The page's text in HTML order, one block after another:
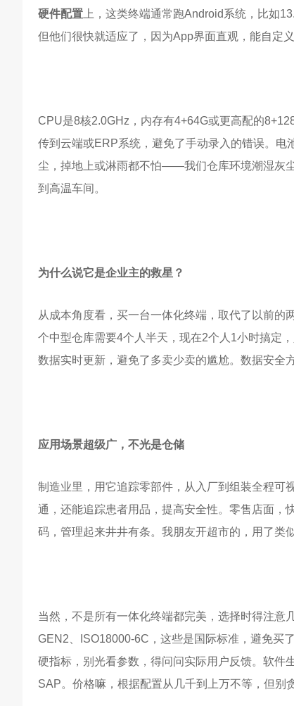
硬件配置 上，这类终端通常跑Android系统，比如
但他们很快就适应了，因为App界面直观，能自定义
CPU是8核2.0GHz，内存有4+64G或更高配的
传到云端或ERP系统，避免了手动录入的错误。
尘，掉地上或淋雨都不怕——我们仓库环境潮湿灰
到高温车间。
为什么说它是企业主的救星？
从成本角度看，买一台一体化终端，取代了以前的
个中型仓库需要4个人半天，现在2个人1小时搞定
数据实时更新，避免了多卖少卖的尴尬。数据安全
应用场景超级广，不光是仓储
制造业里，用它追踪零部件，从入厂到组装全程可
通，还能追踪患者用品，提高安全性。零售店面，
码，管理起来井井有条。我朋友开超市的，用了类
当然，不是所有一体化终端都完美，选择时得注
GEN2、ISO18000-6C，这些是国际标准，避免买
硬指标，别光看参数，得问问实际用户反馈。软件
SAP。价格嘛，根据配置从几千到上万不等，但别